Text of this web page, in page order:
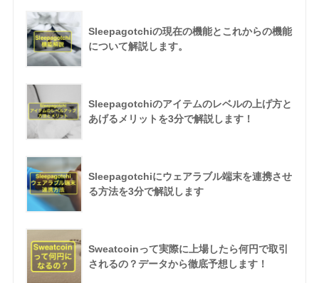
Sleepagotchiの現在の機能とこれからの機能
について解説します。
Sleepagotchiのアイテムのレベルの上げ方と
あげるメリットを3分で解説します！
Sleepagotchiにウェアラブル端末を連携させ
る方法を3分で解説します
Sweatcoinって実際に上場したら何円で取引
されるの？データから徹底予想します！